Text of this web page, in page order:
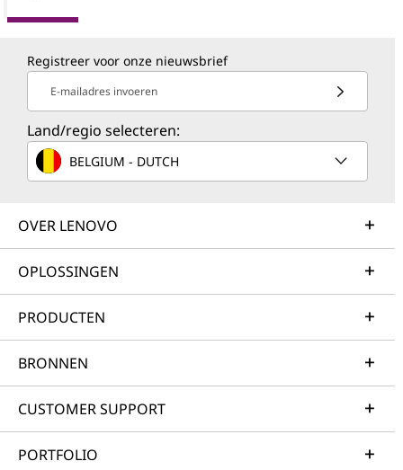
Registreer voor onze nieuwsbrief
E-mailadres invoeren
Land/regio selecteren:
BELGIUM - DUTCH
OVER LENOVO
OPLOSSINGEN
PRODUCTEN
BRONNEN
CUSTOMER SUPPORT
PORTFOLIO